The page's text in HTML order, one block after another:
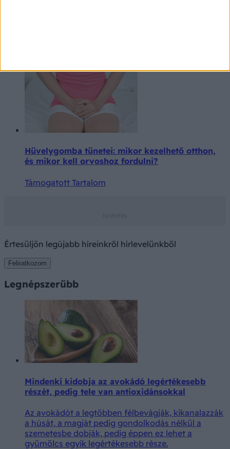
Hüvelygomba tünetei: mikor kezelhető otthon,
és mikor kell orvoshoz fordulni?
Támogatott Tartalom
Értesüljön legújabb híreinkről hírlevelünkből
Feliratkozom
Legnépszerűbb
Mindenki kidobja az avokádó legértékesebb
részét, pedig tele van antioxidánsokkal
Az avokádót a legtöbben félbevágják, kikanalazzák
a húsát, a magját pedig gondolkodás nélkül a
szemetesbe dobják, pedig éppen ez lehet a
gyümölcs egyik legértékesebb része.